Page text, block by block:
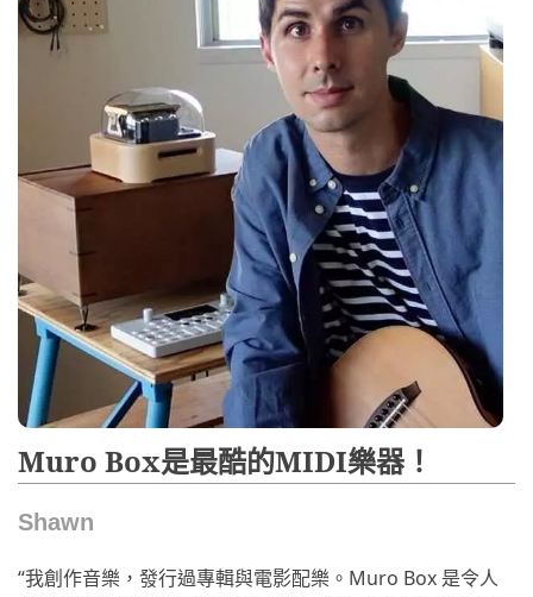
Muro Box是最酷的MIDI樂器！
Shawn
“我創作音樂，發行過專輯與電影配樂。Muro Box 是令人